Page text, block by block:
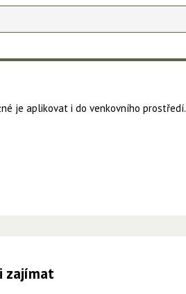
je aplikovat i do venkovního prostředí.
zajímat